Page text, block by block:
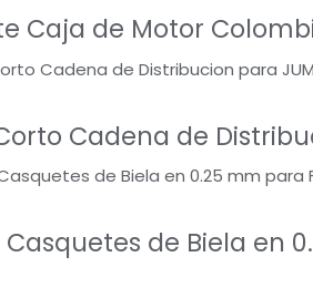
Caja de Motor
Cadena de
de Biela en